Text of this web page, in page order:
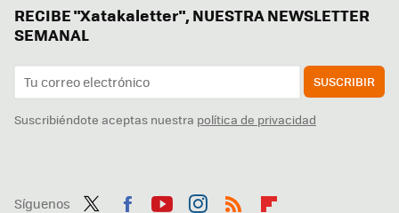
RECIBE "Xatakaletter", NUESTRA NEWSLETTER
SEMANAL
SUSCRIBIR
Suscribiéndote aceptas nuestra política de privacidad
Síguenos